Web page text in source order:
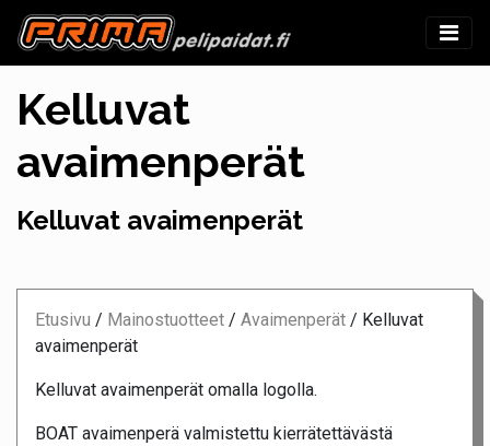
Kelluvat
avaimenperät
Kelluvat avaimenperät
Etusivu / Mainostuotteet / Avaimenperät / Kelluvat
avaimenperät
Kelluvat avaimenperät omalla logolla.
BOAT avaimenperä valmistettu kierrätettävästä